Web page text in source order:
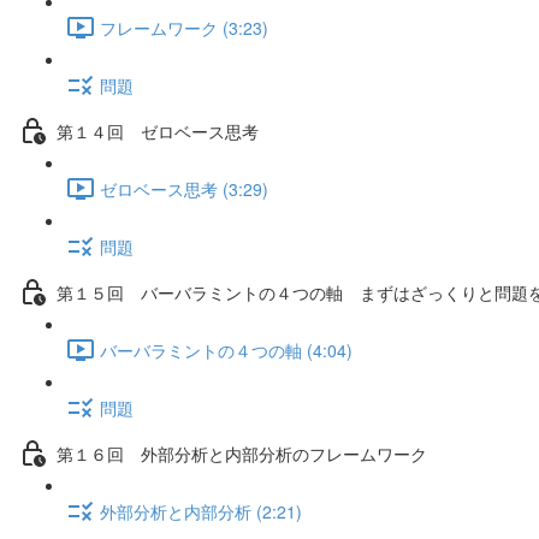
フレームワーク (3:23)
問題
第１４回 ゼロベース思考
ゼロベース思考 (3:29)
問題
第１５回 バーバラミントの４つの軸 まずはざっくりと問題
バーバラミントの４つの軸 (4:04)
問題
第１６回 外部分析と内部分析のフレームワーク
外部分析と内部分析 (2:21)